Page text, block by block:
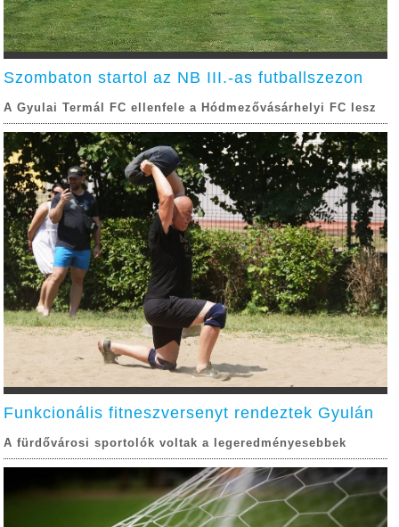
Szombaton startol az NB III.-as futballszezon
A Gyulai Termál FC ellenfele a Hódmezővásárhelyi FC lesz
Funkcionális fitneszversenyt rendeztek Gyulán
A fürdővárosi sportolók voltak a legeredményesebbek